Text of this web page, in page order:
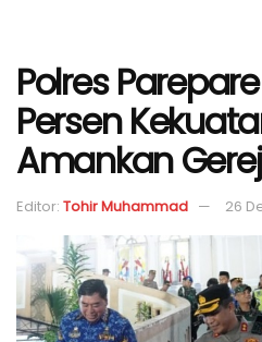
Polres
Persen
Amankan
Editor: Tohir Muhammad 26